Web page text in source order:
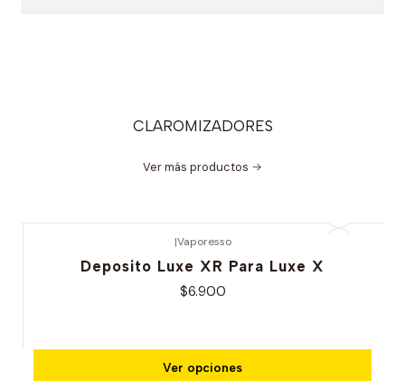
CLAROMIZADORES
Ver más productos
|Vaporesso
Deposito Luxe XR Para Luxe X
$6.900
Ver opciones